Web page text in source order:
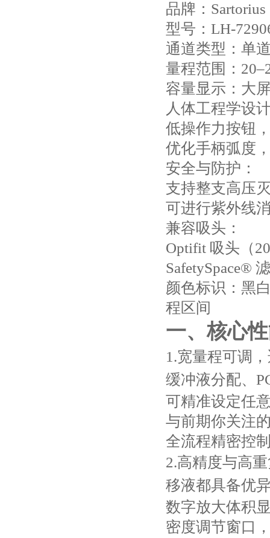
品牌‌：
型号‌：LH-
通道类型‌：单
量程范围‌：
容量显示‌：大
人体工程学设
低操作力按钮
优化手柄弧度
‌安全与防护‌：
支持‌整支高压
可进行紫外线
兼容吸头‌：
Optifit 吸头（
SafetySpace®
颜色标识‌：黑
程区间
一、核心
1.宽量程可调
缓冲液分配、
可精准设定任
与前期你关注
全流程精密控
2.高精度与高
移液都具备优
数字放大体积
密度调节窗口